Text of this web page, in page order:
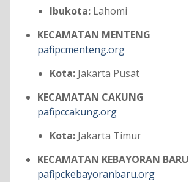
Ibukota:Lahomi
KECAMATAN MENTENG
pafipcmenteng.org
Kota:Jakarta Pusat
KECAMATAN CAKUNG
pafipccakung.org
Kota:Jakarta Timur
KECAMATAN KEBAYORAN BARU
pafipckebayoranbaru.org